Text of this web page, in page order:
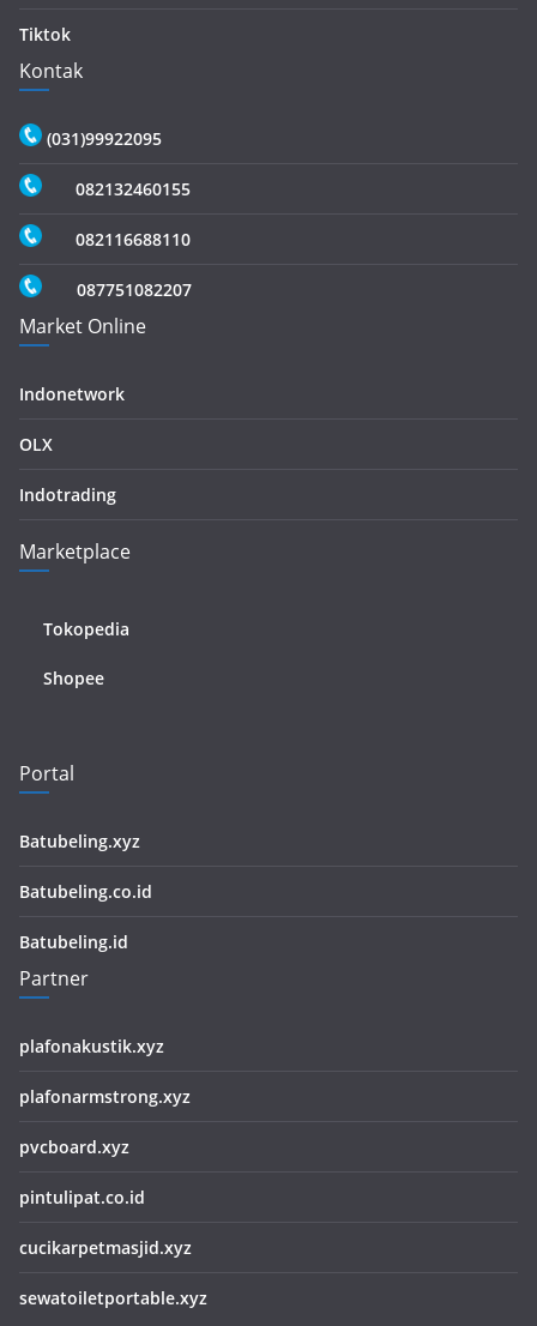
Tiktok
Kontak
(031)99922095
082132460155
082116688110
087751082207
Market Online
Indonetwork
OLX
Indotrading
Marketplace
Tokopedia
Shopee
Portal
Batubeling.xyz
Batubeling.co.id
Batubeling.id
Partner
plafonakustik.xyz
plafonarmstrong.xyz
pvcboard.xyz
pintulipat.co.id
cucikarpetmasjid.xyz
sewatoiletportable.xyz